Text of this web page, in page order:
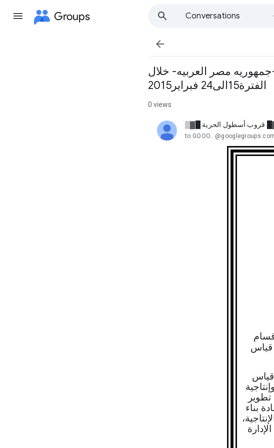
Groups
Conversations

جمهوريه مصر العربيه- خلال
الفترة15الى24 فبراير2015
0 views
قروب أسطول الحرية █▓▒
unread,
to
قياس
قياس
بناء